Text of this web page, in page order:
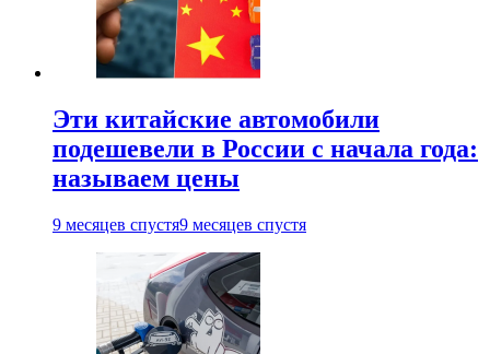
Эти китайские автомобили
подешевели в России с начала года:
называем цены
9 месяцев спустя9 месяцев спустя